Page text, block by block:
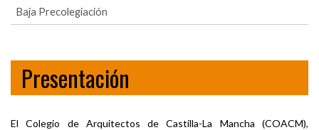
Baja Precolegiación
Presentación
El Colegio de Arquitectos de Castilla-La Mancha (COACM),